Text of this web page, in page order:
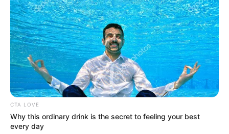
mapan dalam pengadaan peralatan militer Rusia.
CTA LOVE
Why this ordinary drink is the secret to feeling your best
every day